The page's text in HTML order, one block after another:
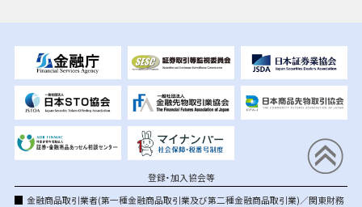
登録・加入協会等
金融商品取引業者(第一種金融商品取引業及び第二種金融商品取引業)／関東財務